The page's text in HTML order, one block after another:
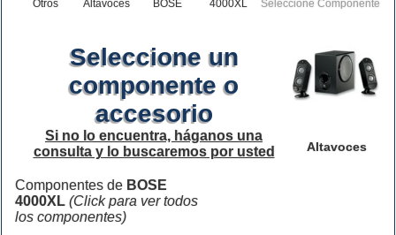
Otros Altavoces BOSE 4000XL Seleccione Componente
Altavoces
Seleccione un
componente o
accesorio
Si no lo encuentra, háganos una
consulta y lo buscaremos por usted
Componentes de BOSE
4000XL (Click para ver todos
los componentes)